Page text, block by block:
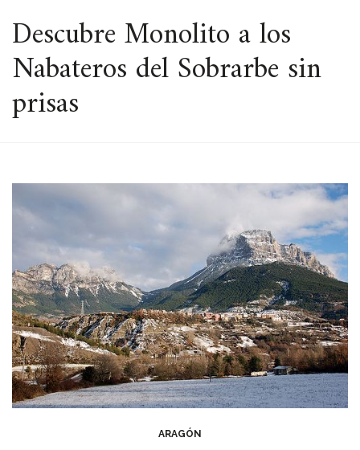
ESPACIO
Descubre Monolito a los
Nabateros del Sobrarbe sin
prisas
ARAGÓN